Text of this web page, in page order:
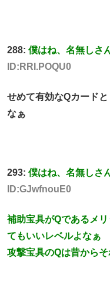
288: 僕はね、名無しさ
ID:RRI.POQU0
せめて有効なQカード
なぁ
293: 僕はね、名無しさ
ID:GJwfnouE0
補助宝具がQであるメ
てもいいレベルよなぁ
攻撃宝具のQは昔から